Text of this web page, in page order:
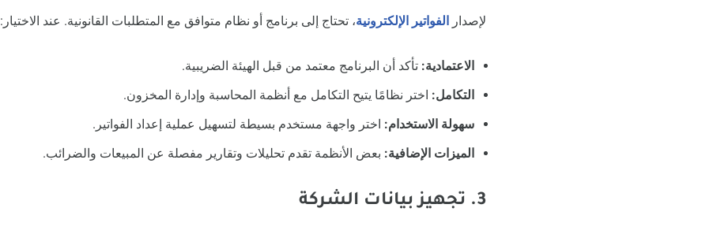
لإصدارالفواتير الإلكترونية، تحتاج إلى برنامج أو نظام متوافق مع المتطلبات القانونية. عند الاختيار:
الاعتمادية: تأكد أن البرنامج معتمد من قبل الهيئة الضريبية.
التكامل: اختر نظامًا يتيح التكامل مع أنظمة المحاسبة وإدارة المخزون.
سهولة الاستخدام: اختر واجهة مستخدم بسيطة لتسهيل عملية إعداد الفواتير.
الميزات الإضافية: بعض الأنظمة تقدم تحليلات وتقارير مفصلة عن المبيعات والضرائب.
3. تجهيز بيانات الشركة